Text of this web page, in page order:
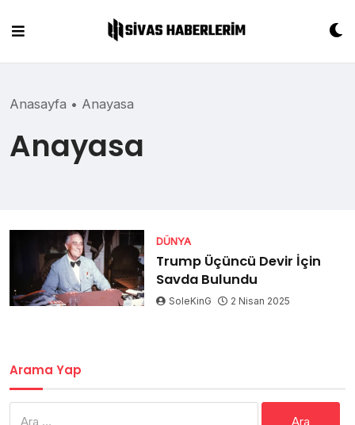
content
Anasayfa • Anayasa
Anayasa
DÜNYA
Trump Üçüncü Devir İçin
Savda Bulundu
SoleKinG 2 Nisan 2025
Arama Yap